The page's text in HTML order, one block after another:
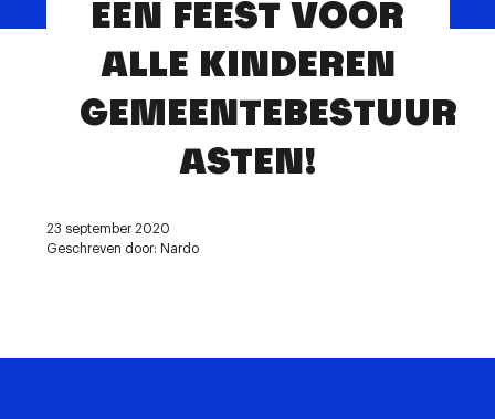
ContactEEN FEEST VOOR
ALLE KINDEREN
GEMEENTEBESTUUR
ASTEN!
23 september 2020
Geschreven door: Nardo